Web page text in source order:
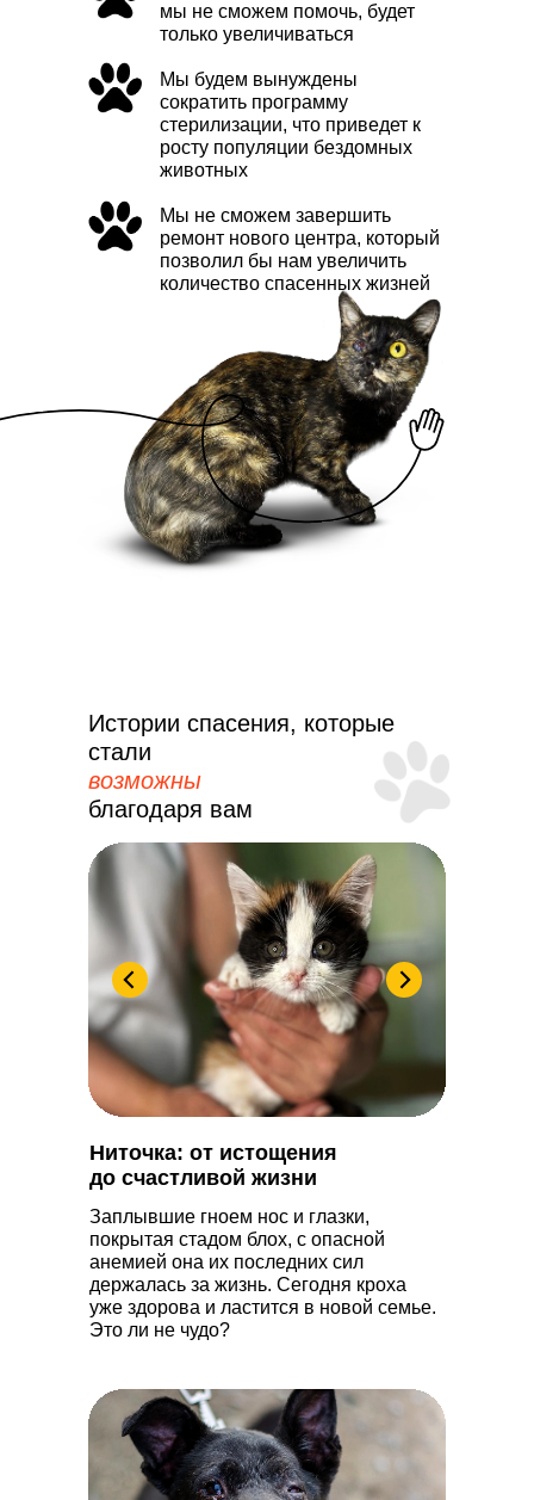
мы не сможем помочь, будет
только увеличиваться
Мы будем вынуждены
сократить программу
стерилизации, что приведет к
росту популяции бездомных
животных
Мы не сможем завершить
ремонт нового центра, который
позволил бы нам увеличить
количество спасенных жизней
Заплывшие гноем нос и глазки,
покрытая стадом блох, с опасной
анемией она их последних сил
держалась за жизнь. Сегодня кроха
уже здорова и ластится в новой семье.
Это ли не чудо?
Ниточка: от истощения
до счастливой жизни
благодаря вам
возможны
Истории спасения, которые
стали